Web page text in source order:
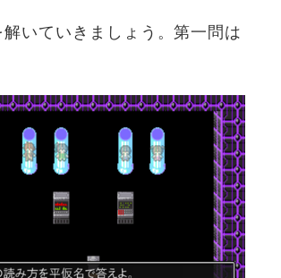
いていきましょう。第一問は